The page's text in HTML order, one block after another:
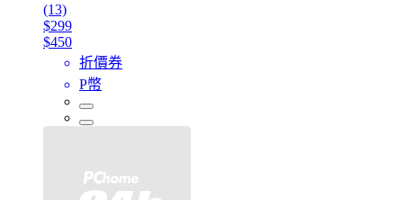
(13)
$299
$450
折價券
P幣